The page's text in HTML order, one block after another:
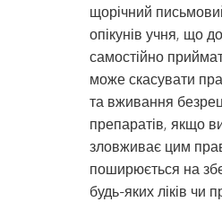
щорічний
опікунів учня, що
самостійно
може скасувати
та вживання
препаратів, якщо
зловживає цим
поширюється на
будь-яких ліків чи